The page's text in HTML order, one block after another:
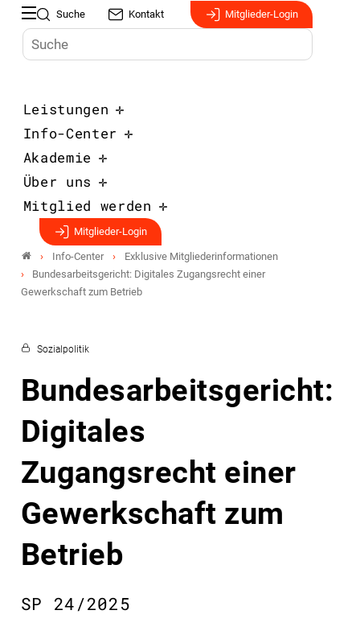
Suche Kontakt Mitglieder-Login
Leistungen
Info-Center
Akademie
Über uns
Mitglied werden
Mitglieder-Login
Info-Center
Exklusive Mitgliederinformationen
Bundesarbeitsgericht: Digitales Zugangsrecht einer
Gewerkschaft zum Betrieb
Sozialpolitik
Bundesarbeitsgericht:
Digitales
Zugangsrecht einer
Gewerkschaft zum
Betrieb
SP 24/2025